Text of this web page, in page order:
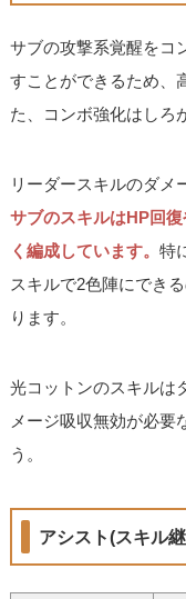
サブの攻撃系覚醒をコ
すことができるため、
た、コンボ強化はしろ
リーダースキルのダメ
サブのスキルはHP回
く編成しています。特
スキルで2色陣にでき
ります。
光コットンのスキルは
メージ吸収無効が必要
う。
アシスト(スキル